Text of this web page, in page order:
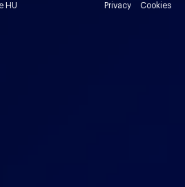
HU Privacy Cookies